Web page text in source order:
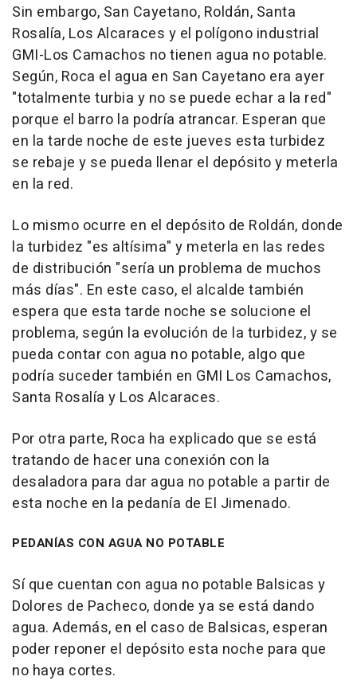
Sin embargo, San Cayetano, Roldán, Santa
Rosalía, Los Alcaraces y el polígono industrial
GMI-Los Camachos no tienen agua no potable.
Según, Roca el agua en San Cayetano era ayer
"totalmente turbia y no se puede echar a la red"
porque el barro la podría atrancar. Esperan que
en la tarde noche de este jueves esta turbidez
se rebaje y se pueda llenar el depósito y meterla
en la red.
Lo mismo ocurre en el depósito de Roldán, donde
la turbidez "es altísima" y meterla en las redes
de distribución "sería un problema de muchos
más días". En este caso, el alcalde también
espera que esta tarde noche se solucione el
problema, según la evolución de la turbidez, y se
pueda contar con agua no potable, algo que
podría suceder también en GMI Los Camachos,
Santa Rosalía y Los Alcaraces.
Por otra parte, Roca ha explicado que se está
tratando de hacer una conexión con la
desaladora para dar agua no potable a partir de
esta noche en la pedanía de El Jimenado.
PEDANÍAS CON AGUA NO POTABLE
Sí que cuentan con agua no potable Balsicas y
Dolores de Pacheco, donde ya se está dando
agua. Además, en el caso de Balsicas, esperan
poder reponer el depósito esta noche para que
no haya cortes.